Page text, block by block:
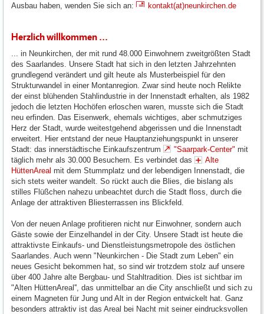
Ausbau haben, wenden Sie sich an:
kontakt(at)neunkirchen.de
Herzlich willkommen ...
... in Neunkirchen, der mit rund 48.000 Einwohnern zweitgrößten Stadt
des Saarlandes. Unsere Stadt hat sich in den letzten Jahrzehnten
grundlegend verändert und gilt heute als Musterbeispiel für den
Strukturwandel in einer Montanregion. Zwar sind heute noch Relikte
der einst blühenden Stahlindustrie in der Innenstadt erhalten, als 1982
jedoch die letzten Hochöfen erloschen waren, musste sich die Stadt
neu erfinden. Das Eisenwerk, ehemals wichtiges, aber schmutziges
Herz der Stadt, wurde weitestgehend abgerissen und die Innenstadt
erweitert. Hier entstand der neue Hauptanziehungspunkt in unserer
Stadt: das innerstädtische Einkaufszentrum
"Saarpark-Center" mit
täglich mehr als 30.000 Besuchern. Es verbindet das
Alte
HüttenAreal mit dem Stummplatz und der lebendigen Innenstadt, die
sich stets weiter wandelt. So rückt auch die Blies, die bislang als
stilles Flüßchen nahezu unbeachtet durch die Stadt floss, durch die
Anlage der attraktiven Bliesterrassen ins Blickfeld.
Von der neuen Anlage profitieren nicht nur Einwohner, sondern auch
Gäste sowie der Einzelhandel in der City. Unsere Stadt ist heute die
attraktivste Einkaufs- und Dienstleistungsmetropole des östlichen
Saarlandes. Auch wenn "Neunkirchen - Die Stadt zum Leben" ein
neues Gesicht bekommen hat, so sind wir trotzdem stolz auf unsere
über 400 Jahre alte Bergbau- und Stahltradition. Dies ist sichtbar im
"Alten HüttenAreal'', das unmittelbar an die City anschließt und sich zu
einem Magneten für Jung und Alt in der Region entwickelt hat. Ganz
besonders attraktiv ist das Areal bei Nacht mit seiner eindrucksvollen